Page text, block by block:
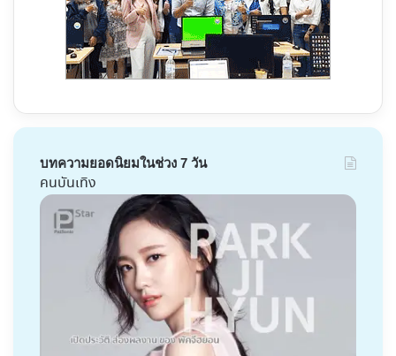
บทความยอดนิยมในช่วง 7 วัน
คนบันเทิง